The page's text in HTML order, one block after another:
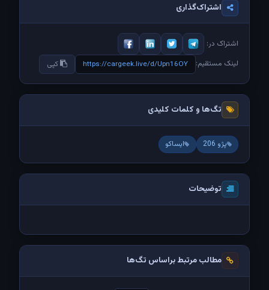
اشتراک‌گذاری
اشتراک در:
لینک مستقیم: https://cargeek.live/d/Upn16OY کپی
تگ‌ها و کلمات کلیدی
پژو 206 ایساکو
توضیحات
مطالب مرتبط براساس تگ‌ها